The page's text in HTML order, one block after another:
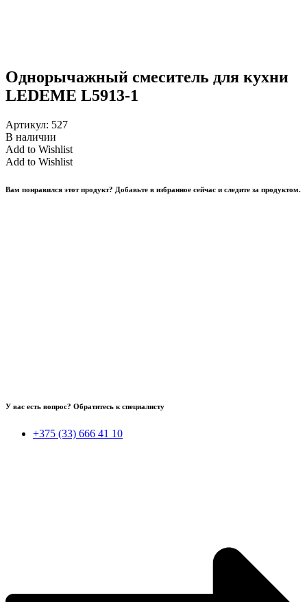
Однорычажный смеситель для кухни
LEDEME L5913-1
Артикул: 527
В наличии
Add to Wishlist
Add to Wishlist
Вам понравился этот продукт? Добавьте в избранное сейчас и следите за продуктом.
У вас есть вопрос? Обратитесь к специалисту
+375 (33) 666 41 10